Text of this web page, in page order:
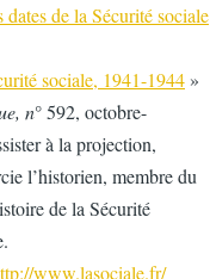
dates de la Sécurité sociale
sociale, 1941-1944 »
n° 592, octobre-
à la projection,
l’historien, membre du
de la Sécurité
www.lasociale.fr/